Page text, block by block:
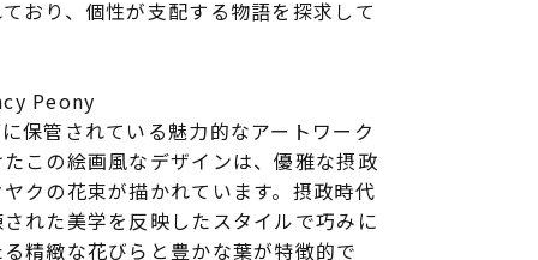
おり、個性が支配する物語を探求して
Peony
保管されている魅力的なアートワーク
この絵画風なデザインは、優雅な摂政
クの花束が描かれています。摂政時代
れた美学を反映したスタイルで巧みに
精緻な花びらと豊かな葉が特徴的で